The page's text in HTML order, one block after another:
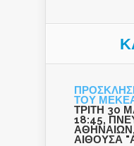
ΤΟΥ
ΤΡΙΤΗ 30
18:45,
ΑΙΘΟΥΣΑ